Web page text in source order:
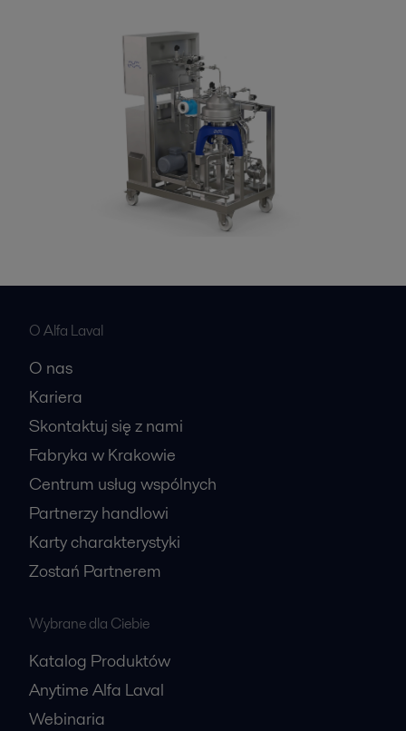
O Alfa Laval
O nas
Kariera
Skontaktuj się z nami
Fabryka w Krakowie
Centrum usług wspólnych
Partnerzy handlowi
Karty charakterystyki
Zostań Partnerem
Wybrane dla Ciebie
Katalog Produktów
Anytime Alfa Laval
Webinaria